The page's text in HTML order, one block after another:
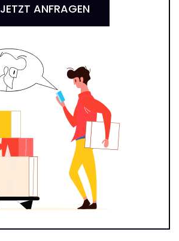
JETZT ANFRAGEN